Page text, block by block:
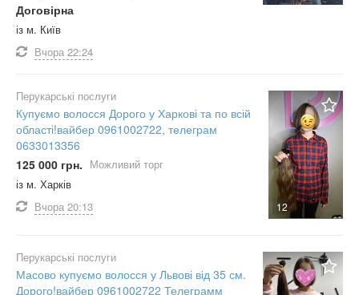
Договірна
із м. Київ
Вчора 22:24
12
Перукарські послуги
Купуємо волосся Дорого у Харкові та по всій
області!вайбер 0961002722, телеграм
0633013356
125 000 грн. Можливий торг
із м. Харків
Вчора 20:13
Перукарські послуги
Масово купуємо волосся у Львові від 35 см.
Дорого!вайбер 0961002722 Телеграмм